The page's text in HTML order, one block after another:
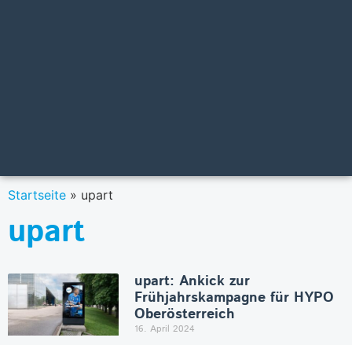
Startseite » upart
upart
upart: Ankick zur
Frühjahrskampagne für HYPO
Oberösterreich
16. April 2024